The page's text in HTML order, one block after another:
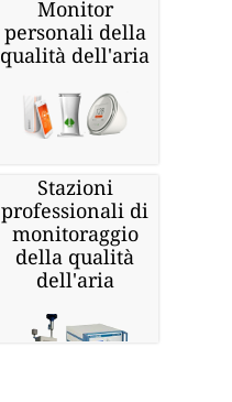
Monitor
personali della
qualità dell'aria
Stazioni
professionali di
monitoraggio
della qualità
dell'aria